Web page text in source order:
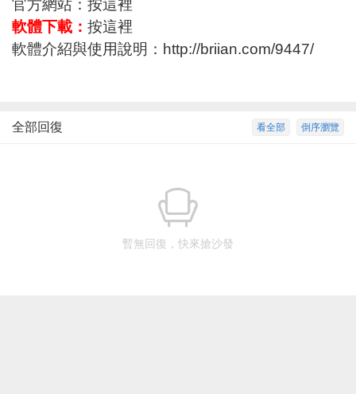
官方網站： 按這裡
軟體下載： 按這裡
軟體介紹與使用說明： http://briian.com/9447/
倒序瀏覽
看全部
全部回復
暫無回復，快來搶沙發